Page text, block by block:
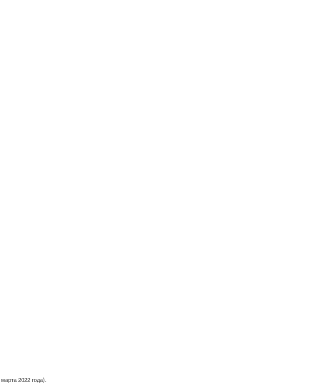
2022 года).